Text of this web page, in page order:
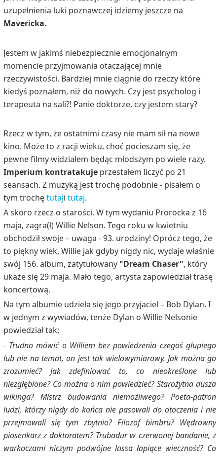
uzupełnienia luki poznawczej idziemy jeszcze na
Mavericka.
Jestem w jakimś niebezpiecznie emocjonalnym
momencie przyjmowania otaczającej mnie
rzeczywistości. Bardziej mnie ciągnie do rzeczy które
kiedyś poznałem, niż do nowych. Czy jest psycholog i
terapeuta na sali?! Panie doktorze, czy jestem stary?
Rzecz w tym, że ostatnimi czasy nie mam sił na nowe
kino. Może to z racji wieku, choć pocieszam się, że
pewne filmy widziałem będąc młodszym po wiele razy.
Imperium kontratakuje przestałem liczyć po 21
seansach. Z muzyką jest trochę podobnie - pisałem o
tym trochętutaji tutaj.
A skoro rzecz o starości. W tym wydaniu Prorocka z 16
maja, zagra(ł) Willie Nelson. Tego roku w kwietniu
obchodził swoje – uwaga - 93. urodziny! Oprócz tego, że
to piękny wiek, Willie jak gdyby nigdy nic, wydaje właśnie
swój 156. album, zatytułowany "Dream Chaser", który
ukaże się 29 maja. Mało tego, artysta zapowiedział trasę
koncertową.
Na tym albumie udziela się jego przyjaciel – Bob Dylan. I
w jednym z wywiadów, tenże Dylan o Willie Nelsonie
powiedział tak:
- Trudno mówić o Williem bez powiedzenia czegoś głupiego
lub nie na temat, on jest tak wielowymiarowy. Jak można go
zrozumieć? Jak zdefiniować to, co nieokreślone lub
niezgłębione? Co można o nim powiedzieć? Starożytna dusza
wikinga? Mistrz budowania niemożliwego? Poeta-patron
ludzi, którzy nigdy do końca nie pasowali do otoczenia i nie
przejmowali się tym zbytnio? Filozof bimbru? Wędrowny
piosenkarz z doktoratem? Trubadur w czerwonej bandanie, z
warkoczami niczym podwójne lassa łapiące wieczność? Co